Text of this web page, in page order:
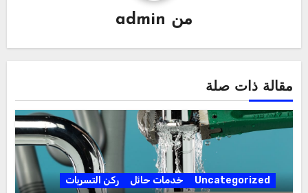
من admin
مقالة ذات صلة
Uncategorized خدمات حائل ركن التسربات